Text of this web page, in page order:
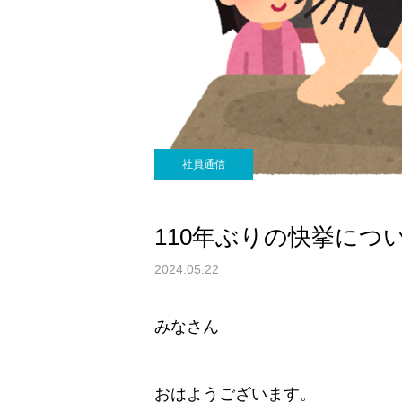
社員通信
110年ぶりの快挙につ
2024.05.22
みなさん
おはようございます。